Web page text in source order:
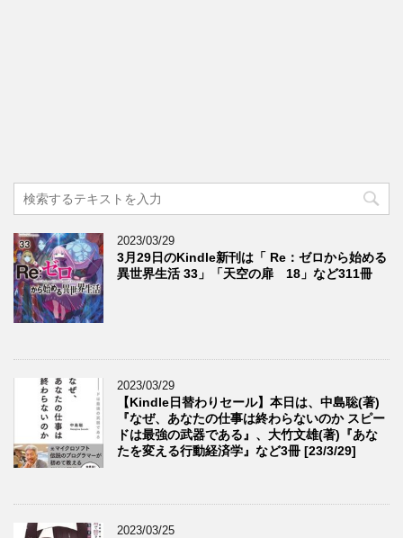
2023/03/29
3月29日のKindle新刊は「 Re：ゼロから始める
異世界生活 33」「天空の扉 18」など311冊
2023/03/29
【Kindle日替わりセール】本日は、中島聡(著)
『なぜ、あなたの仕事は終わらないのか スピー
ドは最強の武器である』、大竹文雄(著)『あな
たを変える行動経済学』など3冊 [23/3/29]
2023/03/25